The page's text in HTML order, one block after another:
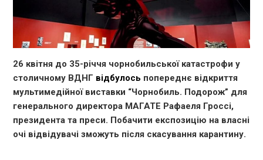
26 квітня до 35-річчя чорнобильської катастрофи у
столичному ВДНГ відбулось попереднє відкриття
мультимедійної виставки “Чорнобиль. Подорож” для
генерального директора МАГАТЕ Рафаеля Гроссі,
президента та преси. Побачити експозицію на власні
очі відвідувачі зможуть після скасування карантину.